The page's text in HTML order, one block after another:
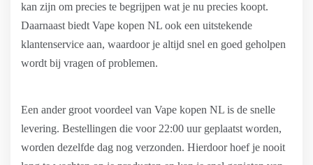
kan zijn om precies te begrijpen wat je nu precies koopt.
Daarnaast biedt Vape kopen NL ook een uitstekende
klantenservice aan, waardoor je altijd snel en goed geholpen
wordt bij vragen of problemen.
Een ander groot voordeel van Vape kopen NL is de snelle
levering. Bestellingen die voor 22:00 uur geplaatst worden,
worden dezelfde dag nog verzonden. Hierdoor hoef je nooit